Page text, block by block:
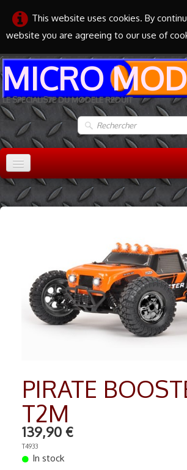
This website uses cookies. By
website you are agreeing to our use of
MICRO
LE SPECIALISTE DU MODELE REDUIT
Accueil
TRAIN HO▼
MAQUETTES▼
RADIO COMMANDE▼
PEINTURE MATIERE PREMIERE▼
PIRATE
T2M
139,90 €
T4933
In stock